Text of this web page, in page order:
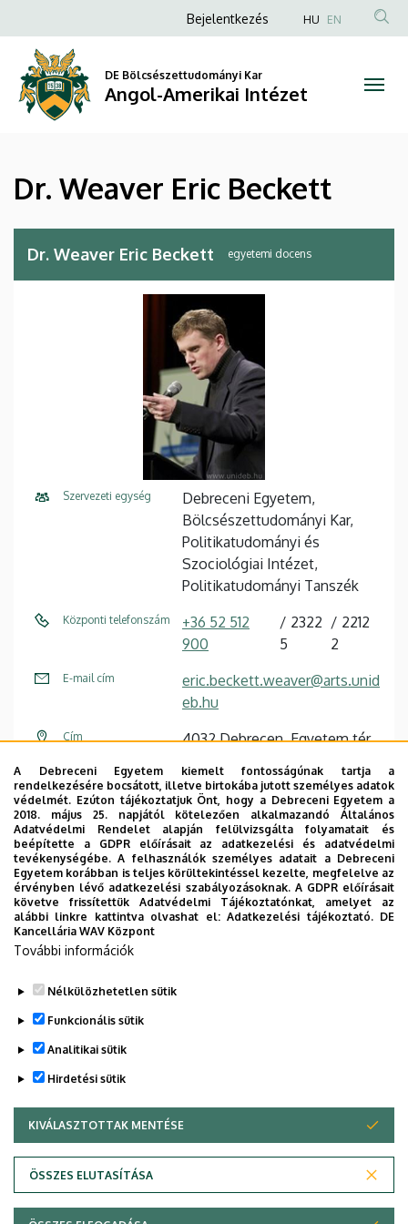
Weaver
Eric
Beckett
Angol-
Amerikai
Intézet
a
tartalomra
Anonim
fiók
menüje
Bejelentkezés HU EN
DE Bölcsészettudományi Kar
Angol-Amerikai Intézet
Dr. Weaver Eric Beckett
Dr. Weaver Eric Beckett egyetemi docens
Szervezeti egység
Debreceni Egyetem,
Bölcsészettudományi Kar,
Politikatudományi és
Szociológiai Intézet,
Politikatudományi Tanszék
Központi telefonszám
+36 52 512
900
2322
5
2212
2
E-mail cím
eric.beckett.weaver@arts.unid
eb.hu
Cím
4032 Debrecen, Egyetem tér
Épület
Főépület (Egyetem téri
Campus)
Emelet, ajtó földszint, 41 (oktatói szoba)
Weboldal Szervezeti weboldal
Leírás
Szakmai önéletrajz
Adatvédelem
A Debreceni Egyetem kiemelt fontosságúnak tartja a
rendelkezésére bocsátott, illetve birtokába jutott személyes adatok
védelmét. Ezúton tájékoztatjuk Önt, hogy a Debreceni Egyetem a
2018. május 25. napjától kötelezően alkalmazandó Általános
Adatvédelmi Rendelet alapján felülvizsgálta folyamatait és
beépítette a GDPR előírásait az adatkezelési és adatvédelmi
tevékenységébe. A felhasználók személyes adatait a Debreceni
Egyetem korábban is teljes körültekintéssel kezelte, megfelelve az
érvényben lévő adatkezelési szabályozásoknak. A GDPR előírásait
követve frissítettük Adatvédelmi Tájékoztatónkat, amelyet az
alábbi linkre kattintva olvashat el:Adatkezelési tájékoztató. DE
Kancellária WAV Központ
További információk
Nélkülözhetetlen sütik
Funkcionális sütik
Analitikai sütik
Hirdetési sütik
KIVÁLASZTOTTAK MENTÉSE
ÖSSZES ELUTASÍTÁSA
WITHDRAW CONSENT